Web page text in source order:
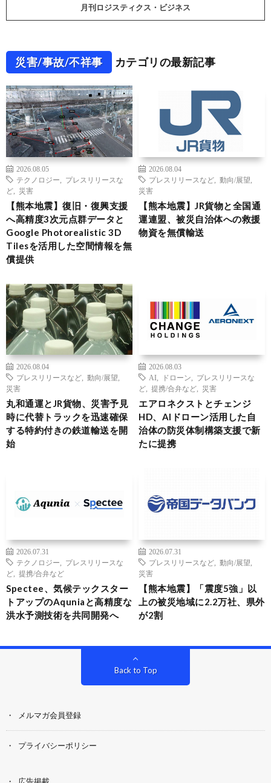
月刊ロジスティクス・ビジネス
災害/事故/不祥事 カテゴリの最新記事
2026.08.05
テクノロジー
プレスリリースな
ど
災害
【熊本地震】復旧・復興支援
へ高精度3次元点群データと
Google Photorealistic 3D
Tilesを活用した空間情報を無
償提供
2026.08.04
プレスリリースなど
動向/展望
災害
【熊本地震】JR貨物と全国通
運連盟、被災自治体への救援
物資を無償輸送
2026.08.04
プレスリリースなど
動向/展望
災害
丸和通運とJR貨物、災害予見
時に代替トラックを迅速確保
する特約付きの鉄道輸送を開
始
2026.08.03
AI
ドローン
プレスリリースな
ど
提携/合弁など 災害
エアロネクストとチェンジ
HD、AIドローン活用した自
治体の防災体制構築支援で新
たに提携
2026.07.31
テクノロジー
プレスリリースな
ど
提携/合弁など
Spectee、気候テックスター
トアップのAquniaと高精度な
洪水予測技術を共同開発へ
2026.07.31
プレスリリースなど
動向/展望
災害
【熊本地震】「震度5強」以
上の被災地域に2.2万社、県外
が2割
Back to Top
メルマガ会員登録
プライバシーポリシー